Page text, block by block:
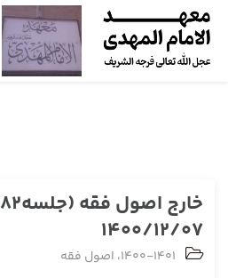
1400/12/07
1400-1401، اصول فقه